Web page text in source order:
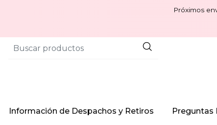
Próximos
Información de Despachos y Retiros Preguntas